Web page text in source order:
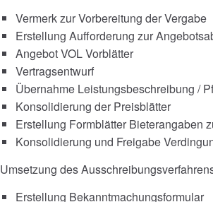
Vermerk zur Vorbereitung der Vergabe
Erstellung Aufforderung zur
Angebot VOL Vorblätter
Vertragsentwurf
Übernahme Leistungsbeschreibung /
Konsolidierung der Preisblätter
Erstellung Formblätter Bieterangaben
Konsolidierung und Freigabe
Umsetzung des
Erstellung Bekanntmachungsformular